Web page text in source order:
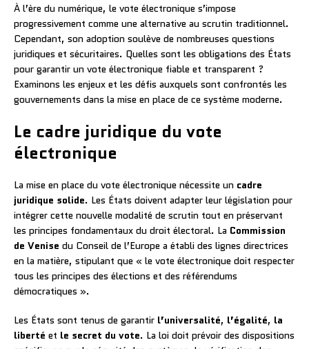
À l’ère du numérique, le vote électronique s’impose
progressivement comme une alternative au scrutin traditionnel.
Cependant, son adoption soulève de nombreuses questions
juridiques et sécuritaires. Quelles sont les obligations des États
pour garantir un vote électronique fiable et transparent ?
Examinons les enjeux et les défis auxquels sont confrontés les
gouvernements dans la mise en place de ce système moderne.
Le cadre juridique du vote
électronique
La mise en place du vote électronique nécessite un cadre
juridique solide. Les États doivent adapter leur législation pour
intégrer cette nouvelle modalité de scrutin tout en préservant
les principes fondamentaux du droit électoral. La Commission
de Venise du Conseil de l’Europe a établi des lignes directrices
en la matière, stipulant que « le vote électronique doit respecter
tous les principes des élections et des référendums
démocratiques ».
Les États sont tenus de garantir l’universalité, l’égalité, la
liberté et le secret du vote. La loi doit prévoir des dispositions